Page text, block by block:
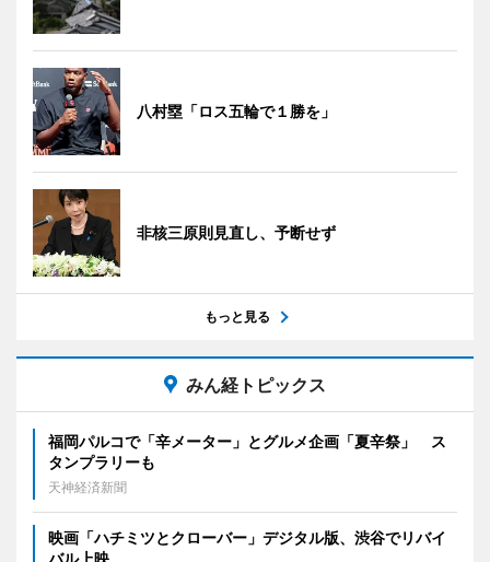
八村塁「ロス五輪で１勝を」
非核三原則見直し、予断せず
もっと見る
みん経トピックス
福岡パルコで「辛メーター」とグルメ企画「夏辛祭」 ス
タンプラリーも
天神経済新聞
映画「ハチミツとクローバー」デジタル版、渋谷でリバイ
バル上映